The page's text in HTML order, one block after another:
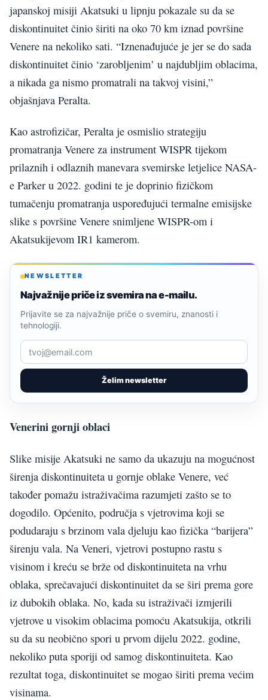
japanskoj misiji Akatsuki u lipnju pokazale su da se
diskontinuitet činio širiti na oko 70 km iznad površine
Venere na nekoliko sati. “Iznenađujuće je jer se do sada
diskontinuitet činio ‘zarobljenim’ u najdubljim oblacima,
a nikada ga nismo promatrali na takvoj visini,”
objašnjava Peralta.
Kao astrofizičar, Peralta je osmislio strategiju
promatranja Venere za instrument WISPR tijekom
prilaznih i odlaznih manevara svemirske letjelice NASA-
e Parker u 2022. godini te je doprinio fizičkom
tumačenju promatranja uspoređujući termalne emisijske
slike s površine Venere snimljene WISPR-om i
Akatsukijevom IR1 kamerom.
NEWSLETTER
Najvažnije priče iz svemira na e-mailu.
Želim newsletter
Prijavite se za najvažnije priče o svemiru, znanosti i
tehnologiji.
Venerini gornji oblaci
Slike misije Akatsuki ne samo da ukazuju na mogućnost
širenja diskontinuiteta u gornje oblake Venere, već
također pomažu istraživačima razumjeti zašto se to
dogodilo. Općenito, područja s vjetrovima koji se
podudaraju s brzinom vala djeluju kao fizička “barijera”
širenju vala. Na Veneri, vjetrovi postupno rastu s
visinom i kreću se brže od diskontinuiteta na vrhu
oblaka, sprečavajući diskontinuitet da se širi prema gore
iz dubokih oblaka. No, kada su istraživači izmjerili
vjetrove u visokim oblacima pomoću Akatsukija, otkrili
su da su neobično spori u prvom dijelu 2022. godine,
nekoliko puta sporiji od samog diskontinuiteta. Kao
rezultat toga, diskontinuitet se mogao širiti prema većim
visinama.